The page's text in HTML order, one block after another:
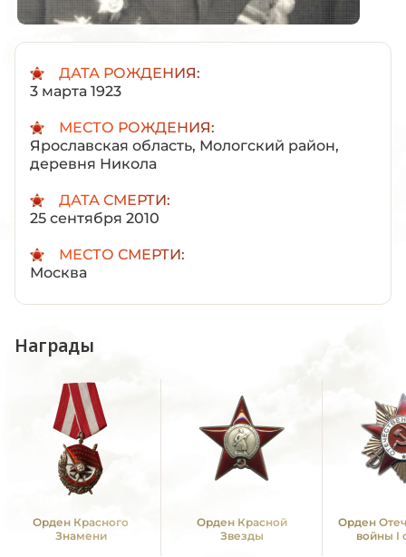
ДАТА РОЖДЕНИЯ:
3 марта 1923
МЕСТО РОЖДЕНИЯ:
Ярославская область, Мологский район,
деревня Никола
ДАТА СМЕРТИ:
25 сентября 2010
МЕСТО СМЕРТИ:
Москва
Награды
Орден Красного
Знамени
Орден Красной
Звезды
Орден
войны I